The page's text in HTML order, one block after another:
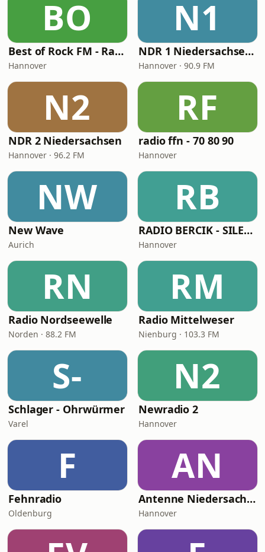
BO
Best of Rock FM - Rammstein
Hannover
N1
NDR 1 Niedersachsen - Hannover
Hannover · 90.9 FM
N2
NDR 2 Niedersachsen
Hannover · 96.2 FM
RF
radio ffn - 70 80 90
Hannover
NW
New Wave
Aurich
RB
RADIO BERCIK - SILESIA
Hannover
RN
Radio Nordseewelle
Norden · 88.2 FM
RM
Radio Mittelweser
Nienburg · 103.3 FM
S-
Schlager - Ohrwürmer
Varel
N2
Newradio 2
Hannover
F
Fehnradio
Oldenburg
AN
Antenne Niedersachsen Schlager
Hannover